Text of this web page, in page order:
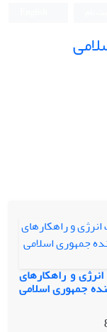
و راهکارهای
جمهوری اسلامی